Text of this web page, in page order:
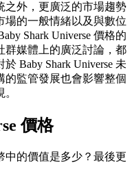
之外，更廣泛的市場趨勢
場的一般情緒以及與數位
Shark Universe 價格的
群媒體上的廣泛討論，都
Baby Shark Universe 未
的監管發展也會影響整個
價格
中的價值是多少？最後更